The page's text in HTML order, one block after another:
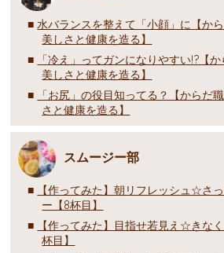
水バランスを整えて「小顔」に【か
美しさと健康を造る】
「冷え」ってガンになりやすい!?【
美しさと健康を造る】
「お尻」の役目知ってる？【からだ
さと健康を造る】
スムージー部
【作ってみた】朝リフレッシュ☆さ
ー【8杯目】
【作ってみた】目指せ若見え☆きな
杯目】